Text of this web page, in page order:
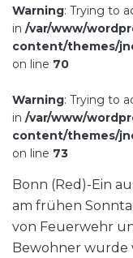
Warning: Trying to
in /var/www/
content/themes/
on line 70
Warning: Trying to
in /var/www/
content/themes/
on line 73
Bonn (Red)-Ein
am frühen
von Feuerwehr
Bewohner wurde